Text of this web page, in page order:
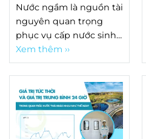
khai thác và giếng
quan trắcđược thiết kế
với mục đích hoàn toàn
khác nhau.
Nước ngầm là nguồn tài
nguyên quan trọng
phục vụ cấp nước sinh
hoạt, sản xuất công
nghiệp, nông nghiệp và
nhiều hoạt động kinh
tế. So với nước mặt,
nguồn nước này
thường được đánh giá
là ổn định hơn do được
Xem thêm ››